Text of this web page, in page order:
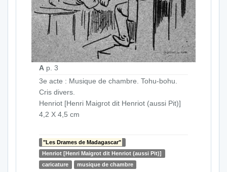
A p. 3
3e acte : Musique de chambre. Tohu-bohu.
Cris divers.
Henriot [Henri Maigrot dit Henriot (aussi Pit)]
4,2 X 4,5 cm
"Les Drames de Madagascar"
Henriot [Henri Maigrot dit Henriot (aussi Pit)]
caricature
musique de chambre